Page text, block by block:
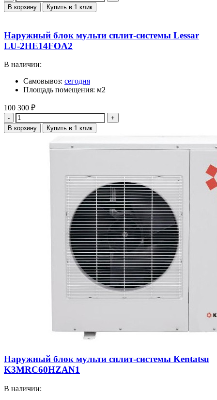
В корзину Купить в 1 клик
Наружный блок мульти сплит-системы Lessar
LU-2HE14FOA2
В наличии:
Самовывоз: сегодня
Площадь помещения: м2
100 300 ₽
Количество
В корзину Купить в 1 клик
Наружный блок мульти сплит-системы Kentatsu
K3MRC60HZAN1
В наличии: